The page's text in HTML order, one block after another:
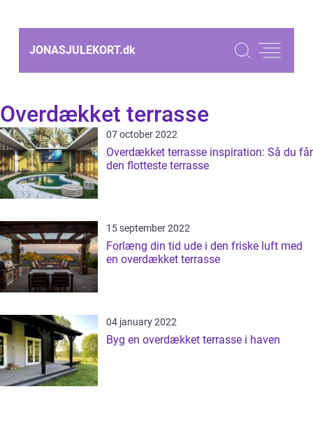
JONASJULEKORT.dk
Overdækket terrasse
07 october 2022
Overdækket terrasse inspiration: Så du får
den flotteste terrasse
15 september 2022
Forlæng din tid ude i den friske luft med
en overdækket terrasse
04 january 2022
Byg en overdækket terrasse i haven